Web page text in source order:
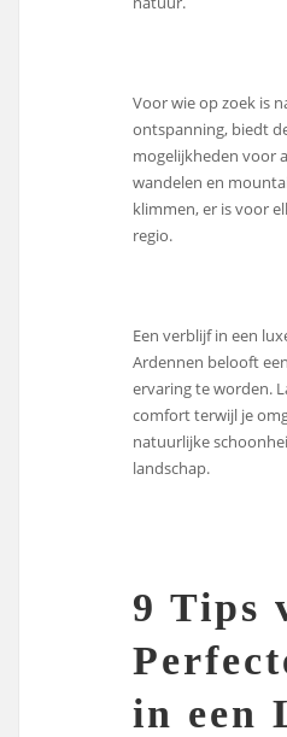
Voor wie op zoek is
ontspanning, biedt
mogelijkheden voor
wandelen en
klimmen, er is voor
regio.
Een verblijf in een
Ardennen belooft
ervaring te worden.
comfort terwijl je
natuurlijke
landschap.
9 Tips
in een